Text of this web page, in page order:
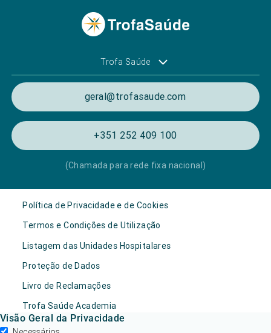
Trofa Saúde
geral@trofasaude.com
+351 252 409 100
(Chamada para rede fixa nacional)
Política de Privacidade e de Cookies
Termos e Condições de Utilização
Listagem das Unidades Hospitalares
Proteção de Dados
Livro de Reclamações
Trofa Saúde Academia
Visão Geral da Privacidade